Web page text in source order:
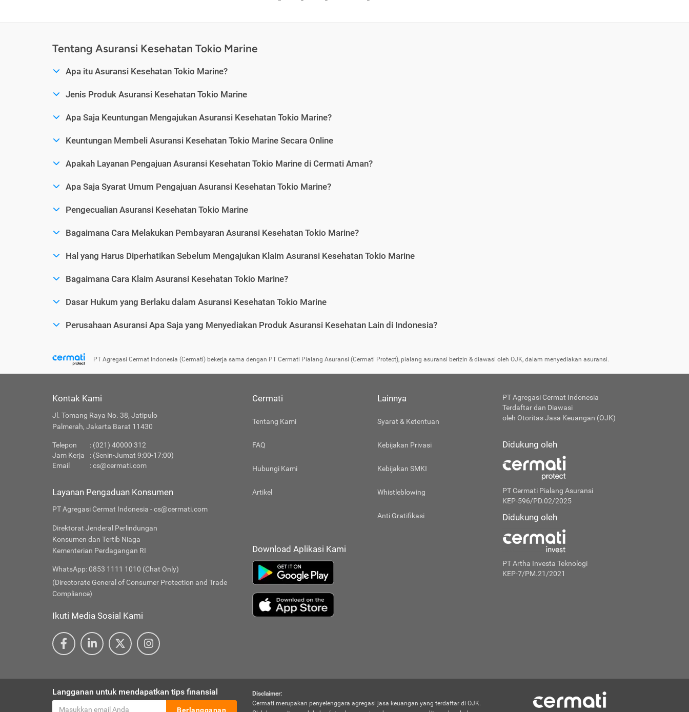
Tentang Asuransi Kesehatan Tokio Marine
Apa itu Asuransi Kesehatan Tokio Marine?
Jenis Produk Asuransi Kesehatan Tokio Marine
Apa Saja Keuntungan Mengajukan Asuransi Kesehatan Tokio Marine?
Keuntungan Membeli Asuransi Kesehatan Tokio Marine Secara Online
Apakah Layanan Pengajuan Asuransi Kesehatan Tokio Marine di Cermati Aman?
Apa Saja Syarat Umum Pengajuan Asuransi Kesehatan Tokio Marine?
Pengecualian Asuransi Kesehatan Tokio Marine
Bagaimana Cara Melakukan Pembayaran Asuransi Kesehatan Tokio Marine?
Hal yang Harus Diperhatikan Sebelum Mengajukan Klaim Asuransi Kesehatan Tokio Marine
Bagaimana Cara Klaim Asuransi Kesehatan Tokio Marine?
Dasar Hukum yang Berlaku dalam Asuransi Kesehatan Tokio Marine
Perusahaan Asuransi Apa Saja yang Menyediakan Produk Asuransi Kesehatan Lain di Indonesia?
PT Agregasi Cermat Indonesia (Cermati) bekerja sama dengan PT Cermati Pialang Asuransi (Cermati Protect), pialang asuransi berizin & diawasi oleh OJK, dalam menyediakan asuransi.
Kontak Kami
Jl. Tomang Raya No. 38, Jatipulo
Palmerah, Jakarta Barat 11430
Telepon
: (021) 40000 312
Jam Kerja
: (Senin-Jumat 9:00-17:00)
Email
:cs@cermati.com
Layanan Pengaduan Konsumen
PT Agregasi Cermat Indonesia - cs@cermati.com
Direktorat Jenderal Perlindungan
Konsumen dan Tertib Niaga
Kementerian Perdagangan RI
WhatsApp: 0853 1111 1010 (Chat Only)
(Directorate General of Consumer Protection and Trade
Compliance)
Ikuti Media Sosial Kami
Cermati
Tentang Kami
FAQ
Hubungi Kami
Artikel
Lainnya
Syarat & Ketentuan
Kebijakan Privasi
Kebijakan SMKI
Whistleblowing
Anti Gratifikasi
Download Aplikasi Kami
PT Agregasi Cermat Indonesia
Terdaftar dan Diawasi
oleh Otoritas Jasa Keuangan (OJK)
Didukung oleh
PT Cermati Pialang Asuransi
KEP-596/PD.02/2025
Didukung oleh
PT Artha Investa Teknologi
KEP-7/PM.21/2021
Langganan untuk mendapatkan tips finansial
Berlangganan
Disclaimer:
Cermati merupakan penyelenggara agregasi jasa keuangan yang terdaftar di OJK.